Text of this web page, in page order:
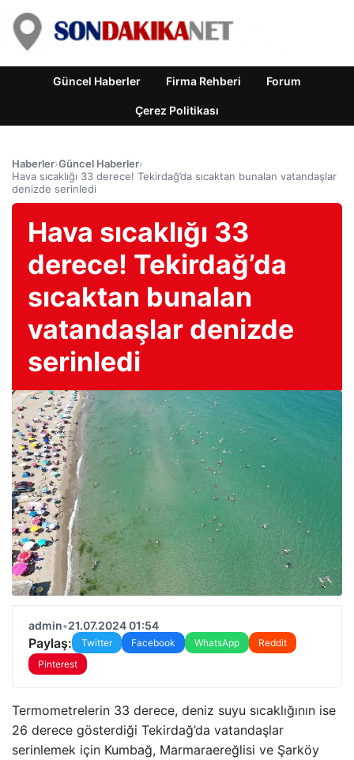
Güncel Haberler Firma Rehberi Forum
Çerez Politikası
Haberler›Güncel Haberler›
Hava sıcaklığı 33 derece! Tekirdağ’da sıcaktan bunalan vatandaşlar
denizde serinledi
Hava sıcaklığı 33
derece! Tekirdağ’da
sıcaktan bunalan
vatandaşlar denizde
serinledi
admin•21.07.2024 01:54
Paylaş: Twitter Facebook WhatsApp
Reddit
Pinterest
Termometrelerin 33 derece, deniz suyu sıcaklığının ise
26 derece gösterdiği Tekirdağ’da vatandaşlar
serinlemek için Kumbağ, Marmaraereğlisi ve Şarköy